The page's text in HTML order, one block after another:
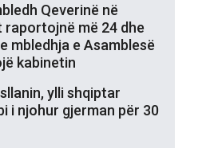
Qeverinë në
më 24 dhe
mbledhja e Asamblesë
kabinetin
ylli shqiptar
i njohur gjerman për 30